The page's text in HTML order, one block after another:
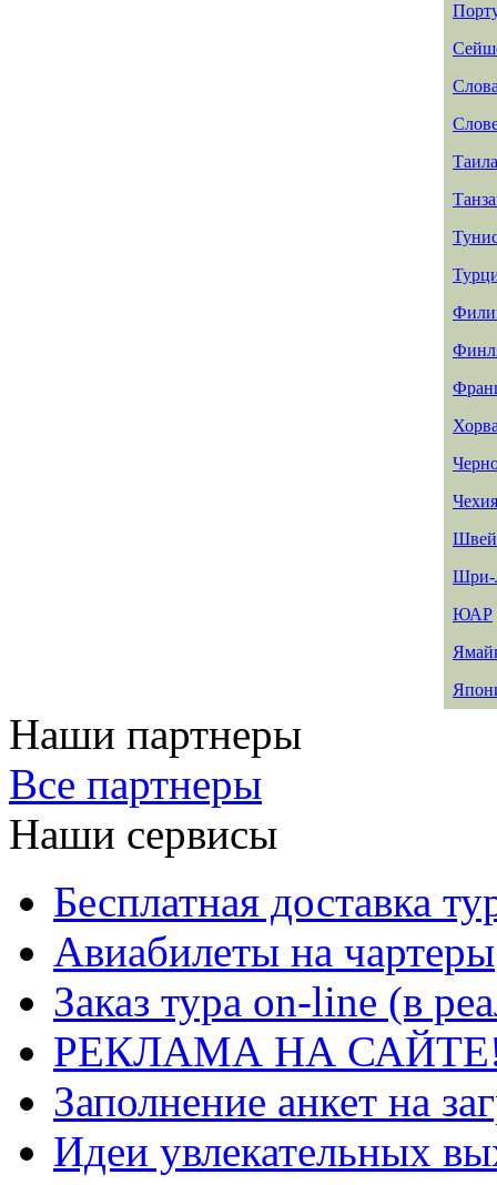
Чехия
Шри-
ЮАР
Наши партнеры
Все партнеры
Наши сервисы
Бесплатная доставка
Авиабилеты на чартеры
Заказ тура on-line (в
РЕКЛАМА НА
Заполнение анкет на
Идеи увлекательных